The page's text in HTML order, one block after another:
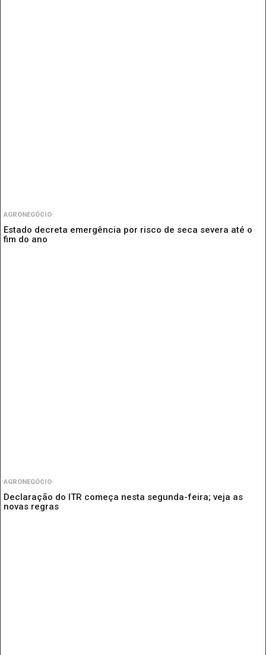
AGRONEGÓCIO
Estado decreta emergência por risco de seca severa até o
fim do ano
AGRONEGÓCIO
Declaração do ITR começa nesta segunda-feira; veja as
novas regras